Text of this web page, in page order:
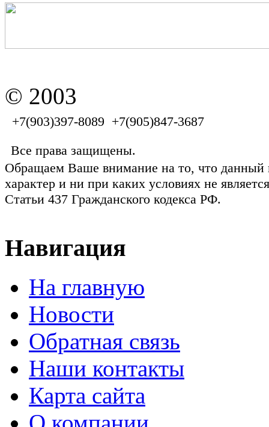
© 2003
+7(903)397-8089 +7(905)847-3687
Все права защищены.
Обращаем Ваше внимание на то, что данный
характер и ни при каких условиях не
Статьи 437 Гражданского кодекса РФ.
Навигация
На главную
Новости
Обратная связь
Наши контакты
Карта сайта